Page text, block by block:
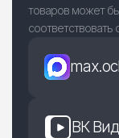
товаров может
соответствовать
ВК